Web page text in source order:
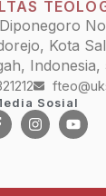
Kota
Indonesia,
Sosial